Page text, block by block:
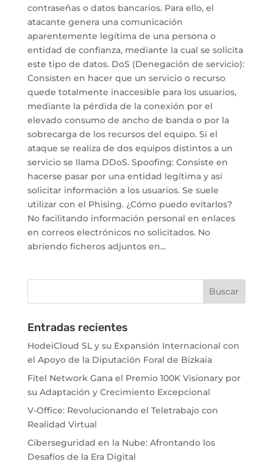
contraseñas o datos bancarios. Para ello, el
atacante genera una comunicación
aparentemente legítima de una persona o
entidad de confianza, mediante la cual se solicita
este tipo de datos. DoS (Denegación de servicio):
Consisten en hacer que un servicio o recurso
quede totalmente inaccesible para los usuarios,
mediante la pérdida de la conexión por el
elevado consumo de ancho de banda o por la
sobrecarga de los recursos del equipo. Si el
ataque se realiza de dos equipos distintos a un
servicio se llama DDoS. Spoofing: Consiste en
hacerse pasar por una entidad legítima y así
solicitar información a los usuarios. Se suele
utilizar con el Phising. ¿Cómo puedo evitarlos?
No facilitando información personal en enlaces
en correos electrónicos no solicitados. No
abriendo ficheros adjuntos en...
Entradas recientes
HodeiCloud SL y su Expansión Internacional con
el Apoyo de la Diputación Foral de Bizkaia
Fitel Network Gana el Premio 100K Visionary por
su Adaptación y Crecimiento Excepcional
V-Office: Revolucionando el Teletrabajo con
Realidad Virtual
Ciberseguridad en la Nube: Afrontando los
Desafíos de la Era Digital